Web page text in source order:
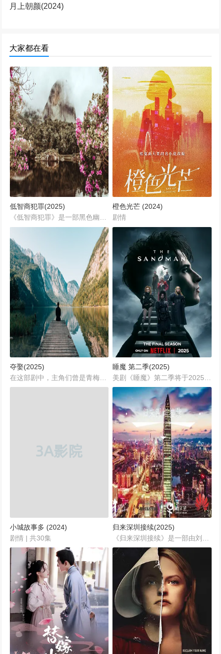
月上朝颜(2024)
大家都在看
低智商犯罪(2025)
《低智商犯罪》是一部黑色幽默风格的犯罪喜剧，讲述了一群智商不高、行事鲁莽的罪犯企图实施一系列精心策划的犯罪活动，却不料计划频频出现意外，一系列令人啼笑皆非的巧合和乌龙事件接连发生，最终导致局面失控，而警方则在一系列荒诞不经的线索中，凭借智慧和奇招，逐渐揭开谜团，将这些“低智商”罪犯一一制服的故事。...
橙色光芒 (2024)
剧情
夺娶(2025)
在这部剧中，主角们曾是青梅竹马，年少时的纯真爱恋因种种原因被迫中断，留下未完成的遗憾和深深的思念。随着时间的流逝，命运让他们再次相遇，此时的他们都已不再是当年的懵懂少年，各自经历了生活的风雨，心中却仍旧保留着对彼此那份难以割舍的情愫。...
睡魔 第二季(2025)
小城故事多 (2024)
剧情 | 共30集
归来深圳接续(2025)